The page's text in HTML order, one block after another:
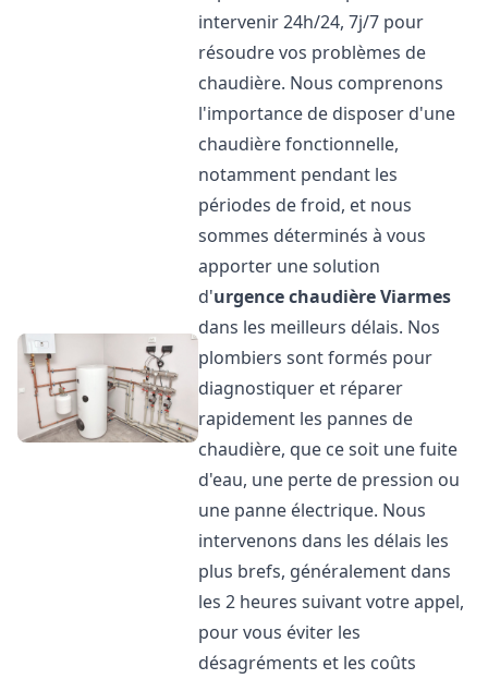
intervenir 24h/24, 7j/7 pour
résoudre vos problèmes de
chaudière. Nous comprenons
l'importance de disposer d'une
chaudière fonctionnelle,
notamment pendant les
périodes de froid, et nous
sommes déterminés à vous
apporter une solution
d'urgence chaudièreViarmes
dans les meilleurs délais. Nos
plombiers sont formés pour
diagnostiquer et réparer
rapidement les pannes de
chaudière, que ce soit une fuite
d'eau, une perte de pression ou
une panne électrique. Nous
intervenons dans les délais les
plus brefs, généralement dans
les 2 heures suivant votre appel,
pour vous éviter les
désagréments et les coûts